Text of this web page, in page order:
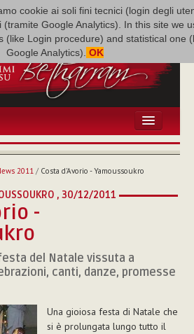
cookie ai soli fini tecnici (login degli
(tramite Google Analytics). In this site we
(like Login procedure) and statistical one
Google Analytics). OK
2011/ Costa d'Avorio - Yamoussoukro
, 30/12/2011
-
del Natale vissuta a
canti, danze, promesse
Una gioiosa festa di Natale che
si è prolungata lungo tutto il